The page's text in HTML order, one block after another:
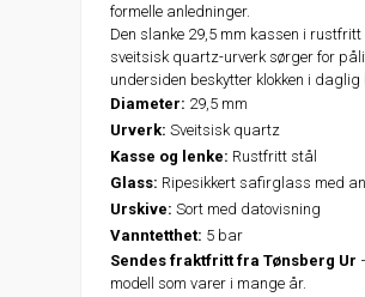
formelle anledninger.
Den slanke 29,5 mm kassen i
sveitsisk quartz-urverk sørger for
undersiden beskytter klokken i daglig
Diameter: 29,5 mm
Urverk: Sveitsisk quartz
Kasse og lenke: Rustfritt stål
Glass: Ripesikkert safirglass med
Urskive: Sort med datovisning
Vanntetthet: 5 bar
Sendes fraktfritt fra Tønsberg Ur
modell som varer i mange år.